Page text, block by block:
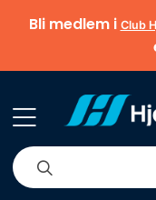
Bli medlem i Club